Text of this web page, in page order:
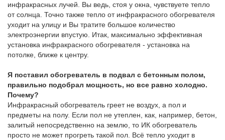
инфракрасных лучей. Вы ведь, стоя у окна, чувствуете тепло
от солнца. Точно также тепло от инфракрасного обогревателя
уходит на улицу и Вы тратите большое количество
электроэнергии впустую. Итак, максимально эффективная
установка инфракрасного обогревателя - установка на
потолке, ближе к центру.
Я поставил обогреватель в подвал с бетонным полом,
правильно подобрал мощность, но все равно холодно.
Почему?
Инфракрасный обогреватель греет не воздух, а пол и
предметы на полу. Если пол не утеплен, как, например, бетон,
залитый непосредственно на землю, то ИК обогреватель
просто не может прогреть такой пол. Всё тепло уходит в